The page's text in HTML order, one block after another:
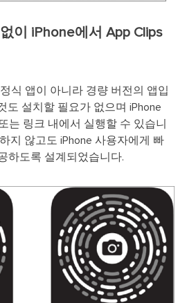
이 iPhone에서 App Clips
식 앱이 아니라 경량 버전의 앱입
도 설치할 필요가 없으며 iPhone
는 링크 내에서 실행할 수 있습니
지 않고도 iPhone 사용자에게 빠
하도록 설계되었습니다.